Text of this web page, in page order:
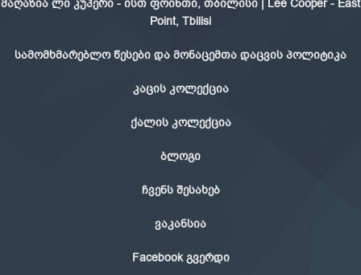
მაღაზია ლი კუპერი - ისთ ფოინთი, თბილისი | Lee Cooper - East
Point, Tbilisi
სამომხმარებლო წესები და მონაცემთა დაცვის პოლიტიკა
კაცის კოლექცია
ქალის კოლექცია
ბლოგი
ჩვენს შესახებ
ვაკანსია
Facebook გვერდი